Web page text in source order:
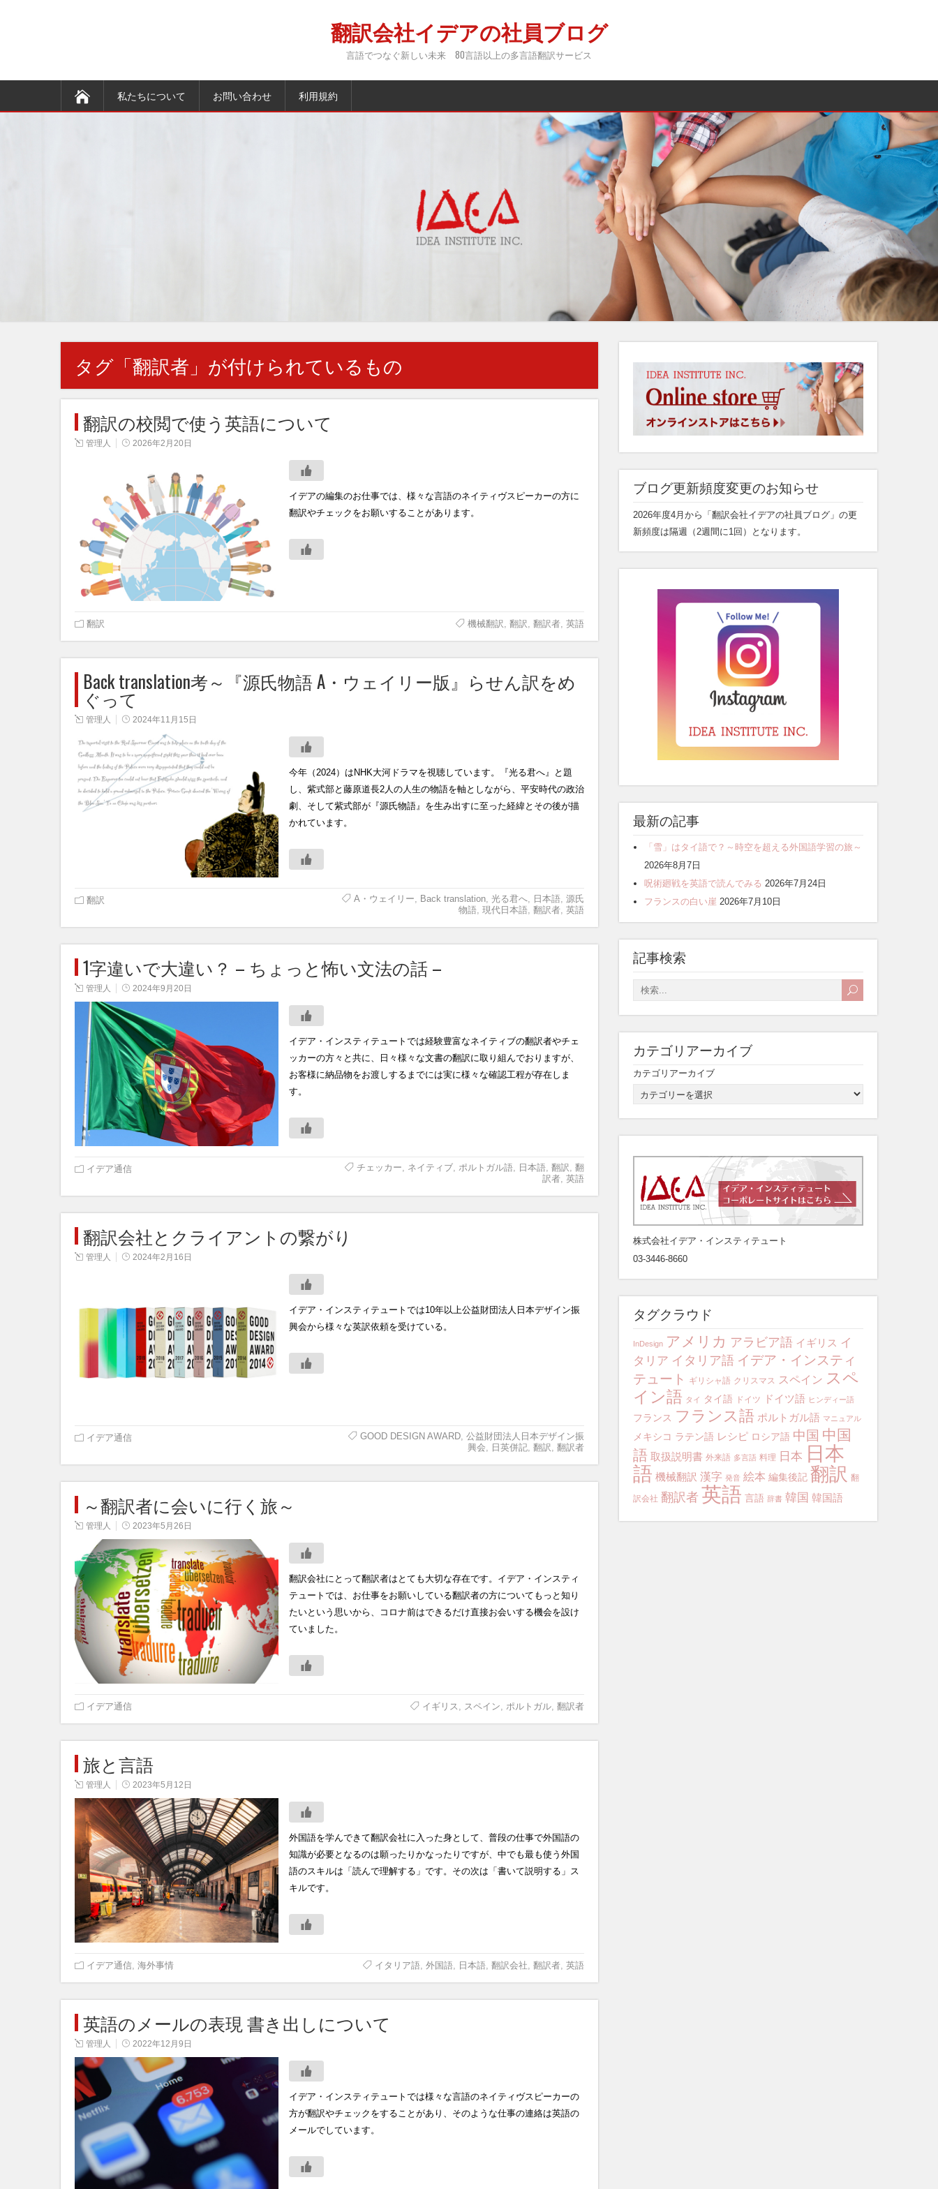
翻訳会社イデアの社員ブログ
言語でつなぐ新しい未来 80言語以上の多言語翻訳サービス
私たちについて お問い合わせ 利用規約
タグ「翻訳者 」が付けられているもの
翻訳の校閲で使う英語について
管理人 2026年2月20日
イデアの編集のお仕事では、様々な言語のネイティヴスピーカーの方に
翻訳やチェックをお願いすることがあります。
翻訳 機械翻訳 翻訳 翻訳者, 英語
Back translation考～『源氏物語 A・ウェイリー版』らせん訳をめ
ぐって
管理人 2024年11月15日
今年（2024）はNHK大河ドラマを視聴しています。『光る君へ』と題
し、紫式部と藤原道長2人の人生の物語を軸としながら、平安時代の政治
劇、そして紫式部が『源氏物語』を生み出すに至った経緯とその後が描
かれています。
翻訳 A・ウェイリー Back translation, 光る君へ, 日本語, 源氏
物語, 現代日本語, 翻訳者, 英語
1字違いで大違い？ – ちょっと怖い文法の話 –
管理人 2024年9月20日
イデア・インスティテュートでは経験豊富なネイティブの翻訳者やチェ
ッカーの方々と共に、日々様々な文書の翻訳に取り組んでおりますが、
お客様に納品物をお渡しするまでには実に様々な確認工程が存在しま
す。
イデア通信 チェッカー, ネイティブ, ポルトガル語, 日本語, 翻訳, 翻
訳者, 英語
翻訳会社とクライアントの繋がり
管理人 2024年2月16日
イデア・インスティテュートでは10年以上公益財団法人日本デザイン振
興会から様々な英訳依頼を受けている。
イデア通信 GOOD DESIGN AWARD, 公益財団法人日本デザイン振
興会, 日英併記, 翻訳, 翻訳者
～翻訳者に会いに行く旅～
管理人 2023年5月26日
翻訳会社にとって翻訳者はとても大切な存在です。イデア・インスティ
テュートでは、お仕事をお願いしている翻訳者の方についてもっと知り
たいという思いから、コロナ前はできるだけ直接お会いする機会を設け
ていました。
イデア通信 イギリス , スペイン, ポルトガル, 翻訳者
旅と言語
管理人 2023年5月12日
外国語を学んできて翻訳会社に入った身として、普段の仕事で外国語の
知識が必要となるのは願ったりかなったりですが、中でも最も使う外国
語のスキルは「読んで理解する」です。その次は「書いて説明する」ス
キルです。
イデア通信, 海外事情 イタリア語, 外国語, 日本語, 翻訳会社, 翻訳者, 英語
英語のメールの表現 書き出しについて
管理人 2022年12月9日
イデア・インスティテュートでは様々な言語のネイティヴスピーカーの
方が翻訳やチェックをすることがあり、そのような仕事の連絡は英語の
メールでしています。
ブログ更新頻度変更のお知らせ
2026年度4月から「翻訳会社イデアの社員ブログ」の更
新頻度は隔週（2週間に1回）となります。
最新の記事
「雪」はタイ語で？～時空を超える外国語学習の旅～
2026年8月7日
呪術廻戦を英語で読んでみる 2026年7月24日
フランスの白い崖 2026年7月10日
記事検索
カテゴリアーカイブ
カテゴリアーカイブ
株式会社イデア・インスティテュート
03-3446-8660
タグクラウド
InDesign アメリカ アラビア語 イギリス イ
タリア イタリア語 イデア・インスティ
テュート
ギリシャ語 クリスマス スペイン スペ
イン語 タイ タイ語 ドイツ ドイツ語 ヒンディー語
フランス フランス語 ポルトガル語 マニュアル
メキシコ ラテン語 レシピ ロシア語 中国 中国
語 取扱説明書 外来語 多言語 料理 日本 日本
語 機械翻訳 漢字 発音 絵本 編集後記 翻訳 翻
訳会社 翻訳者 英語 言語 辞書 韓国 韓国語